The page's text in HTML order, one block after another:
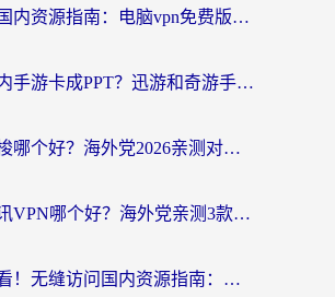
海外党刷国内资源指南：电脑vpn免费版真的能用吗？选对加速器才是关键
海外玩国内手游卡成PPT？迅游和奇游手游哪个好？附真实VPN评测及番茄加速器体验
迅游和穿梭哪个好？海外党2026亲测对比+免费vs付费选择指南，附番茄加速器实测体验
穿梭和腾讯VPN哪个好？海外党亲测3款热门回国加速器，附避坑指南
海外党必看！无缝访问国内资源指南：从vpn官网下载到加速器选择（附番茄实测）